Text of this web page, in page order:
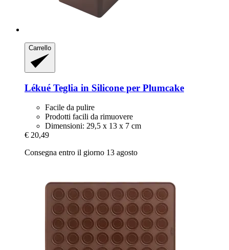
Carrello
Lékué Teglia in Silicone per Plumcake
Facile da pulire
Prodotti facili da rimuovere
Dimensioni: 29,5 x 13 x 7 cm
€ 20,49
Consegna entro il giorno 13 agosto